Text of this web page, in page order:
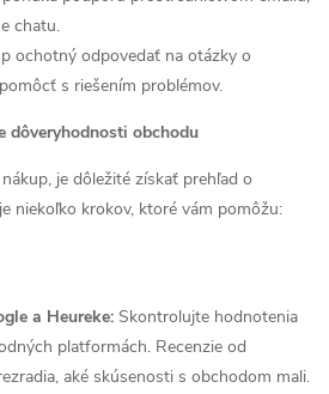
chatu.
ochotný odpovedať na otázky o
s riešením problémov.
dôveryhodnosti obchodu
je dôležité získať prehľad o
niekoľko krokov, ktoré vám pomôžu:
a Heureke: Skontrolujte hodnotenia
platformách. Recenzie od
aké skúsenosti s obchodom mali.